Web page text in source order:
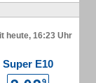
heute, 16:23 Uhr
Super E10